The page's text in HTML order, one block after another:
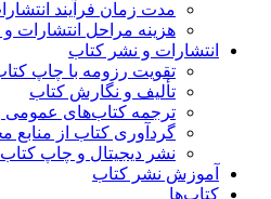
مدت زمان فرآیند
هزینه مراحل انتشارات
انتشارات و نشر کتاب
تقویت رزومه با چاپ
تألیف و نگارش کتاب
ترجمه کتاب‌های
گردآوری کتاب از منابع
نشر دیجیتال و چاپ کتاب
آموزش نشر کتاب
کتاب‌ها